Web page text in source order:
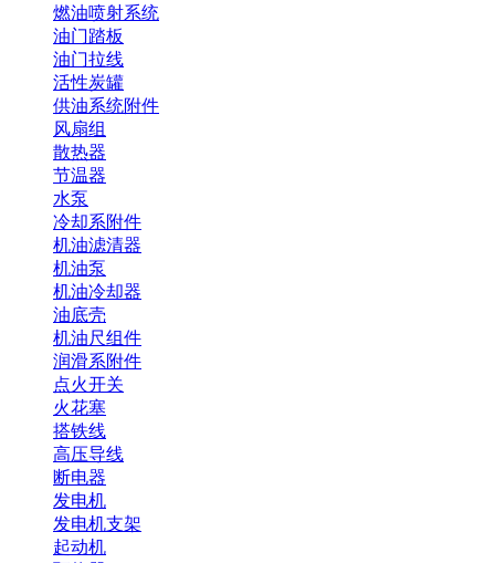
燃油喷射系统
油门踏板
油门拉线
活性炭罐
供油系统附件
风扇组
散热器
节温器
水泵
冷却系附件
机油滤清器
机油泵
机油冷却器
油底壳
机油尺组件
润滑系附件
点火开关
火花塞
搭铁线
高压导线
断电器
发电机
发电机支架
起动机